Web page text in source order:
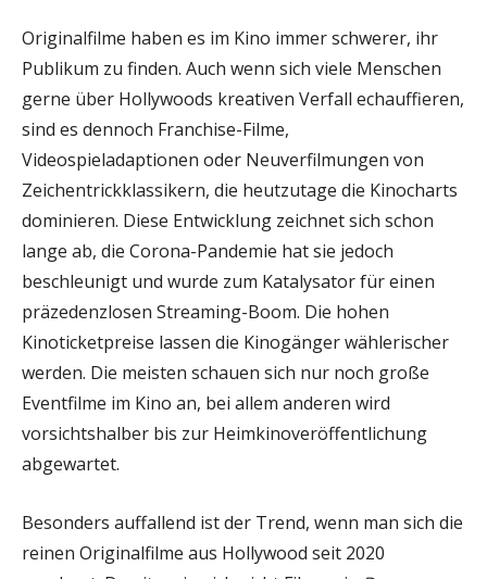
Originalfilme haben es im Kino immer schwerer, ihr
Publikum zu finden. Auch wenn sich viele Menschen
gerne über Hollywoods kreativen Verfall echauffieren,
sind es dennoch Franchise-Filme,
Videospieladaptionen oder Neuverfilmungen von
Zeichentrickklassikern, die heutzutage die Kinocharts
dominieren. Diese Entwicklung zeichnet sich schon
lange ab, die Corona-Pandemie hat sie jedoch
beschleunigt und wurde zum Katalysator für einen
präzedenzlosen Streaming-Boom. Die hohen
Kinoticketpreise lassen die Kinogänger wählerischer
werden. Die meisten schauen sich nur noch große
Eventfilme im Kino an, bei allem anderen wird
vorsichtshalber bis zur Heimkinoveröffentlichung
abgewartet.
Besonders auffallend ist der Trend, wenn man sich die
reinen Originalfilme aus Hollywood seit 2020